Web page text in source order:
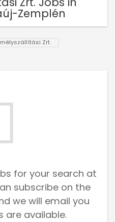
Zemplén
Zrt.
for your search at
subscribe on the
we will email you
are available.